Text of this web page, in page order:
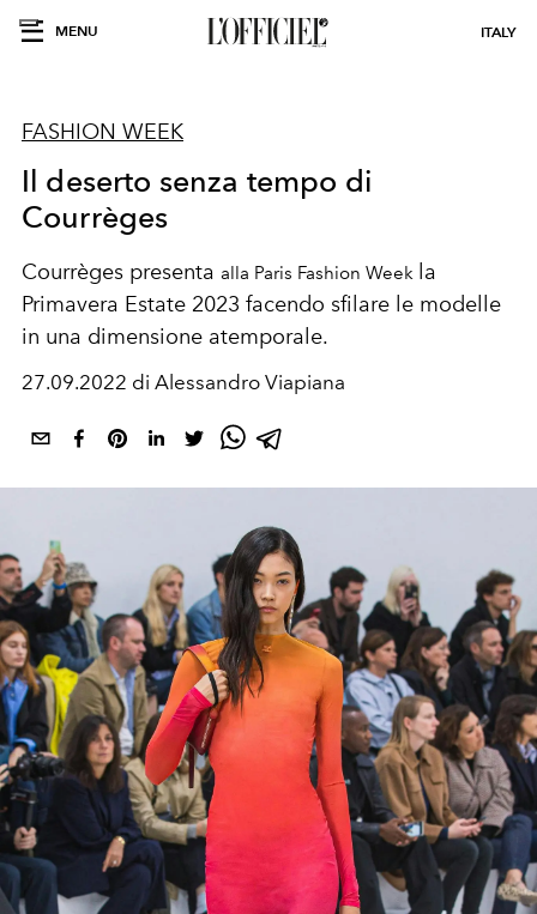
MENU ITALY
FASHION WEEK
Il deserto senza tempo di
Courrèges
Courrèges presenta alla Paris Fashion Week la
Primavera Estate 2023 facendo sfilare le modelle
in una dimensione atemporale.
27.09.2022 di Alessandro Viapiana